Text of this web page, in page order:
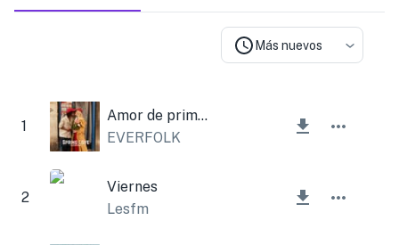
Más nuevos
1
Amor de primavera
EVERFOLK
2
Viernes
Lesfm